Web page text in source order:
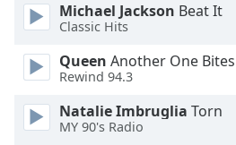
Opacity
Background
Color
Michael Jackson Beat It
Classic Hits
Queen Another One
Rewind 94.3
Natalie Imbruglia Torn
MY 90's Radio